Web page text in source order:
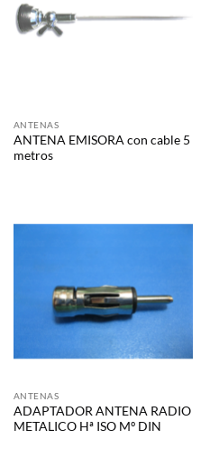
ANTENAS
ANTENA EMISORA con cable 5
metros
ANTENAS
ADAPTADOR ANTENA RADIO
METALICO Hª ISO Mº DIN